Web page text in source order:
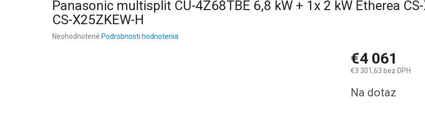
Panasonic multisplit CU-4Z68TBE 6,8 kW + 1x 2 kW Etherea
CS-X25ZKEW-H
Priemerné
Neohodnotené Podrobnosti hodnotenia
€4 061
€3 301,63 bez DPH
cena:
Na dotaz